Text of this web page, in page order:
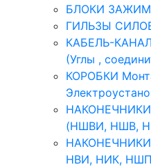
БЛОКИ
ГИЛЬЗЫ
КАБЕЛЬ-
(Углы ,
КОРОБКИ
(НШВИ, НШВ,
НВИ, НИК,